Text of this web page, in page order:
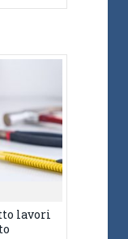
lavori